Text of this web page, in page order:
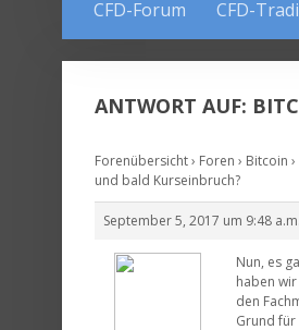
CFD-Forum CFD-
ANTWORT AUF:
Forenübersicht› Foren › Bitcoin ›
und bald Kurseinbruch?
September 5, 2017 um 9:48
Nun, es
haben
den
Grund